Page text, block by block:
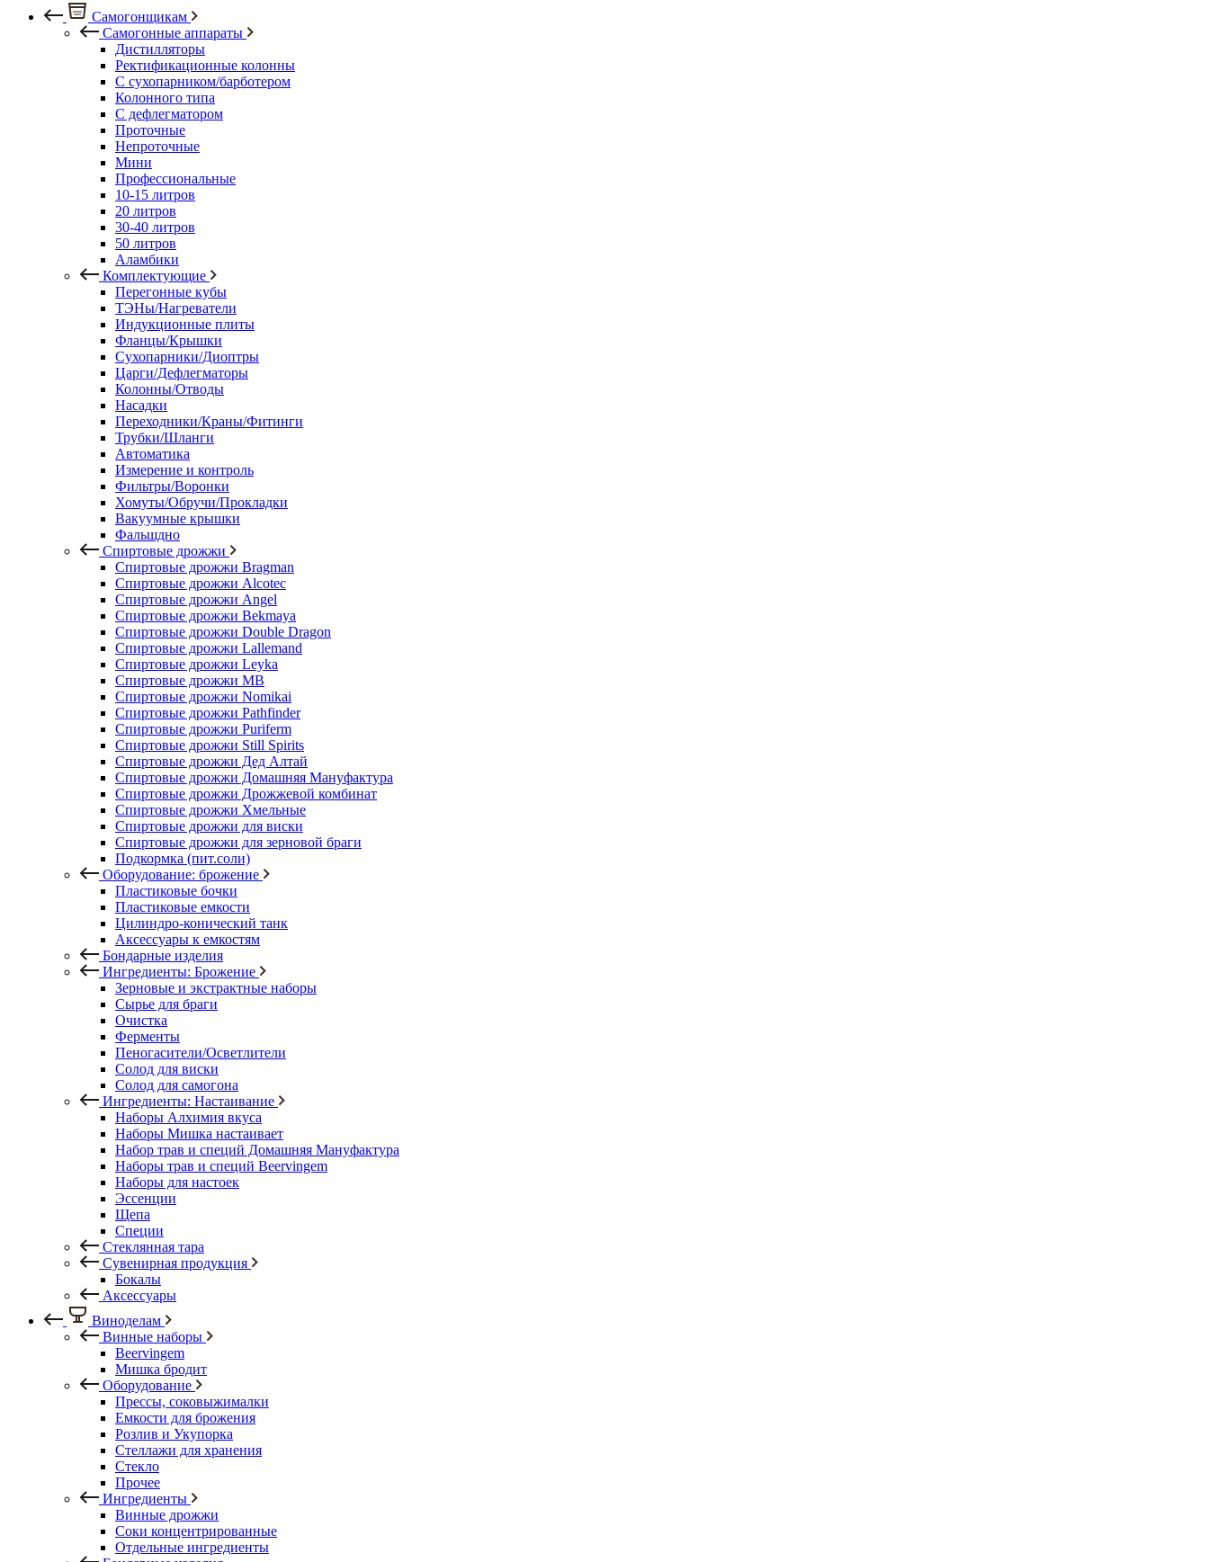
Самогонщикам
Самогонные аппараты
Дистилляторы
Ректификационные колонны
С сухопарником/барботером
Колонного типа
С дефлегматором
Проточные
Непроточные
Мини
Профессиональные
10-15 литров
20 литров
30-40 литров
50 литров
Аламбики
Комплектующие
Перегонные кубы
ТЭНы/Нагреватели
Индукционные плиты
Фланцы/Крышки
Сухопарники/Диоптры
Царги/Дефлегматоры
Колонны/Отводы
Насадки
Переходники/Краны/Фитинги
Трубки/Шланги
Автоматика
Измерение и контроль
Фильтры/Воронки
Хомуты/Обручи/Прокладки
Вакуумные крышки
Фальшдно
Спиртовые дрожжи
Спиртовые дрожжи Bragman
Спиртовые дрожжи Alcotec
Спиртовые дрожжи Angel
Спиртовые дрожжи Bekmaya
Спиртовые дрожжи Double Dragon
Спиртовые дрожжи Lallemand
Спиртовые дрожжи Leyka
Спиртовые дрожжи MB
Спиртовые дрожжи Nomikai
Спиртовые дрожжи Pathfinder
Спиртовые дрожжи Puriferm
Спиртовые дрожжи Still Spirits
Спиртовые дрожжи Дед Алтай
Спиртовые дрожжи Домашняя Мануфактура
Спиртовые дрожжи Дрожжевой комбинат
Спиртовые дрожжи Хмельные
Спиртовые дрожжи для виски
Спиртовые дрожжи для зерновой браги
Подкормка (пит.соли)
Оборудование: брожение
Пластиковые бочки
Пластиковые емкости
Цилиндро-конический танк
Аксессуары к емкостям
Бондарные изделия
Ингредиенты: Брожение
Зерновые и экстрактные наборы
Сырье для браги
Очистка
Ферменты
Пеногасители/Осветлители
Солод для виски
Солод для самогона
Ингредиенты: Настаивание
Наборы Алхимия вкуса
Наборы Мишка настаивает
Набор трав и специй Домашняя Мануфактура
Наборы трав и специй Beervingem
Наборы для настоек
Эссенции
Щепа
Специи
Стеклянная тара
Сувенирная продукция
Бокалы
Аксессуары
Виноделам
Винные наборы
Beervingem
Мишка бродит
Оборудование
Прессы, соковыжималки
Емкости для брожения
Розлив и Укупорка
Стеллажи для хранения
Стекло
Прочее
Ингредиенты
Винные дрожжи
Соки концентрированные
Отдельные ингредиенты